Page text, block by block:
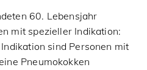
60. Lebensjahr
mit spezieller Indikation:
sind Personen mit
Pneumokokken